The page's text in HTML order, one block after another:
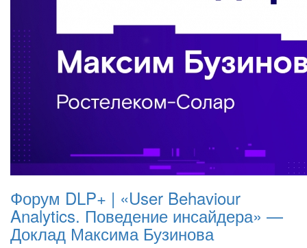
Форум DLP+ | «User Behaviour
Analytics. Поведение инсайдера» —
Доклад Максима Бузинова